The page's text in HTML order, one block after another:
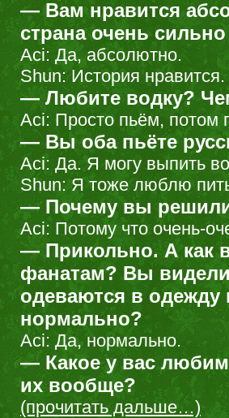
— Вам нравится
страна очень
Aci: Да, абсолютно.
Shun: История нравится.
— Любите водку?
Aci: Просто пьём, потом
— Вы оба пьёте
Aci: Да. Я могу выпить
Shun: Я тоже люблю
— Почему вы решили
Aci: Потому что очень-
— Прикольно. А как
фанатам? Вы
одеваются в одежду
нормально?
Aci: Да, нормально.
— Какое у вас
их вообще?
(прочитать дальше…)